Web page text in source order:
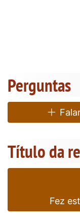
Perguntas
Título da
Fez